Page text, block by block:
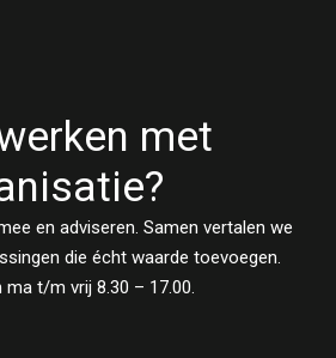
met
en adviseren. Samen vertalen we
die écht waarde toevoegen.
ma t/m vrij 8.30 – 17.00.